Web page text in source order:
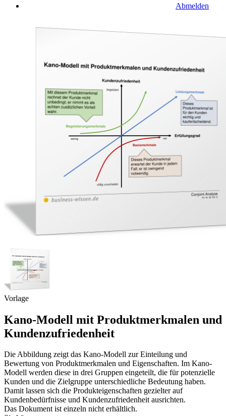
Abmelden
Vorlage
Kano-Modell mit Produktmerkmalen und
Kundenzufriedenheit
Die Abbildung zeigt das Kano-Modell zur Einteilung und
Bewertung von Produktmerkmalen und Eigenschaften. Im Kano-
Modell werden diese in drei Gruppen eingeteilt, die für potenzielle
Kunden und die Zielgruppe unterschiedliche Bedeutung haben.
Damit lassen sich die Produkteigenschaften gezielter auf
Kundenbedürfnisse und Kundenzufriedenheit ausrichten.
Das Dokument ist einzeln nicht erhältlich.